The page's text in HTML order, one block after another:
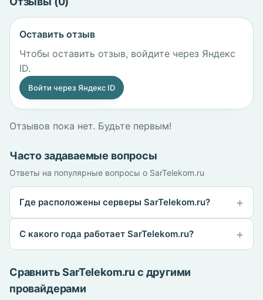
Оставить отзыв
Чтобы оставить отзыв, войдите через Яндекс
ID.
Войти через Яндекс ID
Отзывов пока нет. Будьте первым!
Часто задаваемые вопросы
Ответы на популярные вопросы о SarTelekom.ru
Где расположены серверы SarTelekom.ru?
С какого года работает SarTelekom.ru?
Сравнить SarTelekom.ru с другими
провайдерами